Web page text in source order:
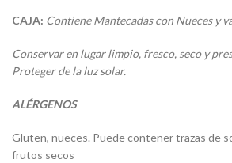
CAJA: Contiene Mantecadas con Nueces y
Conservar en lugar limpio, fresco, seco y
Proteger de la luz solar.
ALÉRGENOS
Gluten, nueces. Puede contener trazas de
frutos secos